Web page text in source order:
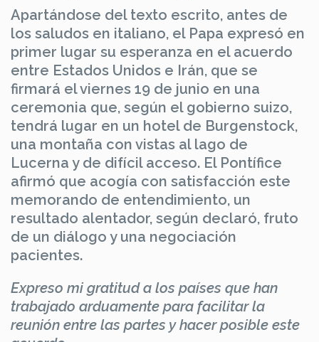
Apartándose del texto escrito, antes de
los saludos en italiano, el Papa expresó en
primer lugar su esperanza en el acuerdo
entre Estados Unidos e Irán, que se
firmará el viernes 19 de junio en una
ceremonia que, según el gobierno suizo,
tendrá lugar en un hotel de Burgenstock,
una montaña con vistas al lago de
Lucerna y de difícil acceso. El Pontífice
afirmó que acogía con satisfacción este
memorando de entendimiento, un
resultado alentador, según declaró, fruto
de un diálogo y una negociación
pacientes.
Expreso mi gratitud a los países que han
trabajado arduamente para facilitar la
reunión entre las partes y hacer posible este